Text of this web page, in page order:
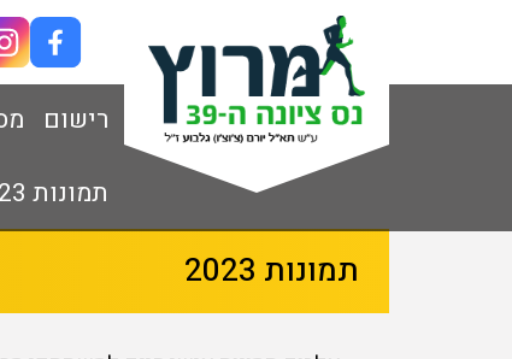
רישום
תמונות 2023
תמונות 2023